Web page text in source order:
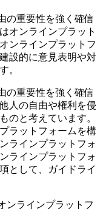
の重要性を強く確信
オンラインプラット
ンラインプラットフ
設的に意見表明や対
。
の重要性を強く確信
人の自由や権利を侵
のと考えています。
ラットフォームを構
ラインプラットフォ
ラインプラットフォ
として、ガイドライ
ンラインプラットフ